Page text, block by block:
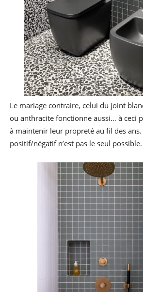
Le mariage contraire, celui du joint
ou anthracite fonctionne aussi… à ceci
à maintenir leur propreté au fil des
positif/négatif n’est pas le seul possible.